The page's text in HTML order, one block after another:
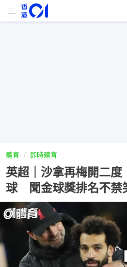
體育 即時體育
英超｜沙拿再梅開二
球 聞金球獎排名不禁